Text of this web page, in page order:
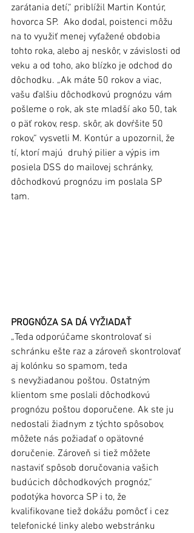
zarátania detí,“ priblížil Martin Kontúr,
hovorca SP.  Ako dodal, poistenci môžu
na to využiť menej vyťažené obdobia
tohto roka, alebo aj neskôr, v závislosti od
veku a od toho, ako blízko je odchod do
dôchodku. „Ak máte 50 rokov a viac,
vašu ďalšiu dôchodkovú prognózu vám
pošleme o rok, ak ste mladší ako 50, tak
o päť rokov, resp. skôr, ak dovŕšite 50
rokov,“ vysvetli M. Kontúr a upozornil, že
tí, ktorí majú  druhý pilier a výpis im
posiela DSS do mailovej schránky,
dôchodkovú prognózu im poslala SP
tam.
PROGNÓZA SA DÁ VYŽIADAŤ
„Teda odporúčame skontrolovať si
schránku ešte raz a zároveň skontrolovať
aj kolónku so spamom, teda
s nevyžiadanou poštou. Ostatným
klientom sme poslali dôchodkovú
prognózu poštou doporučene. Ak ste ju
nedostali žiadnym z týchto spôsobov,
môžete nás požiadať o opätovné
doručenie. Zároveň si tiež môžete
nastaviť spôsob doručovania vašich
budúcich dôchodkových prognóz,“
podotýka hovorca SP i to, že
kvalifikovane tiež dokážu pomôcť i cez
telefonické linky alebo webstránku